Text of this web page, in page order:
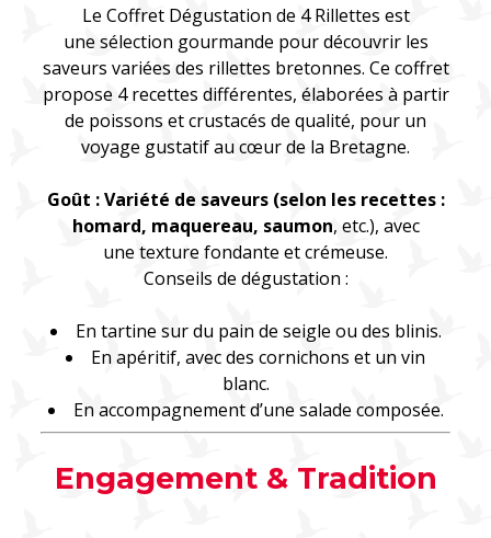
Le Coffret Dégustation de 4 Rillettes est
une sélection gourmande pour découvrir les
saveurs variées des rillettes bretonnes. Ce coffret
propose 4 recettes différentes, élaborées à partir
de poissons et crustacés de qualité, pour un
voyage gustatif au cœur de la Bretagne.
Goût : Variété de saveurs (selon les recettes :
homard, maquereau, saumon, etc.), avec
une texture fondante et crémeuse.
Conseils de dégustation :
En tartine sur du pain de seigle ou des blinis.
En apéritif, avec des cornichons et un vin
blanc.
En accompagnement d’une salade composée.
Engagement & Tradition